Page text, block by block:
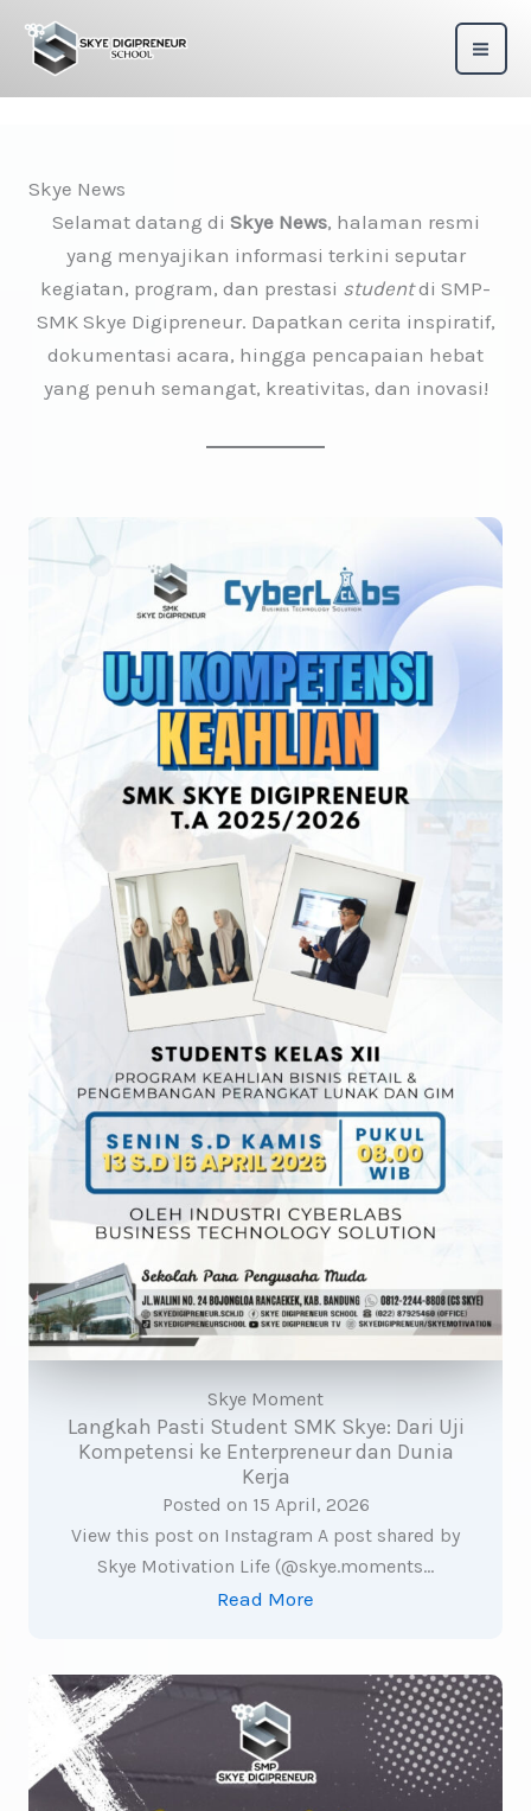
content
Skye News
Selamat datang di Skye News, halaman resmi
yang menyajikan informasi terkini seputar
kegiatan, program, dan prestasi studentdi SMP-
SMK Skye Digipreneur. Dapatkan cerita inspiratif,
dokumentasi acara, hingga pencapaian hebat
yang penuh semangat, kreativitas, dan inovasi!
Skye Moment
Langkah Pasti Student SMK Skye: Dari Uji
Kompetensi ke Enterpreneur dan Dunia
Kerja
Posted on 15 April, 2026
View this post on Instagram A post shared by
Skye Motivation Life (@skye.moments…
Read More